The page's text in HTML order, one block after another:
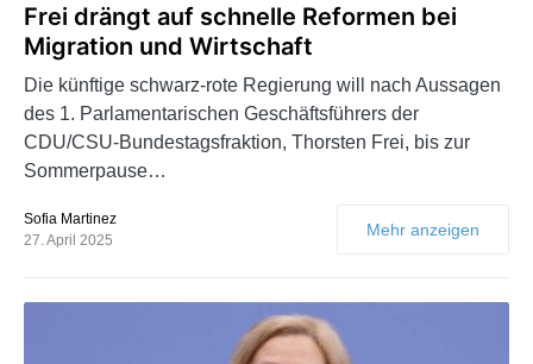
Frei drängt auf schnelle Reformen bei
Migration und Wirtschaft
Die künftige schwarz-rote Regierung will nach Aussagen
des 1. Parlamentarischen Geschäftsführers der
CDU/CSU-Bundestagsfraktion, Thorsten Frei, bis zur
Sommerpause…
Sofia Martinez
27. April 2025
Mehr anzeigen